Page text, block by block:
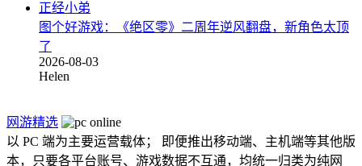
正经小弟
图个好游戏：《绝区零》二周年逆风翻盘，新角色太顶
了
2026-08-03
Helen
网游精选
以 PC 端为主要运营载体； 即便推出移动端、主机端等其他版
本，只要各平台账号、游戏数据不互通，均统一归类为纯网